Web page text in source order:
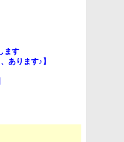
ます
あります♪】